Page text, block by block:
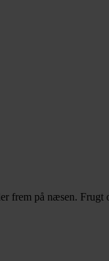
på næsen. Frugt